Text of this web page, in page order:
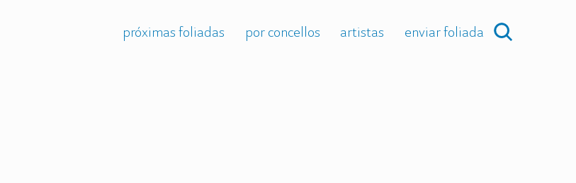
próximas foliadas por concellos artistas enviar foliada